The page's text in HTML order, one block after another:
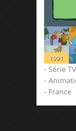
1991
- Série TV
-
- France